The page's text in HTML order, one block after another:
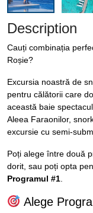
Description
Cauți combinația
Roșie?
Excursia noastră de
pentru călătorii care
această baie
Aleea Faraonilor,
excursie cu semi-
Poți alege între două
dorit, sau poți opta
Programul #1
Alege